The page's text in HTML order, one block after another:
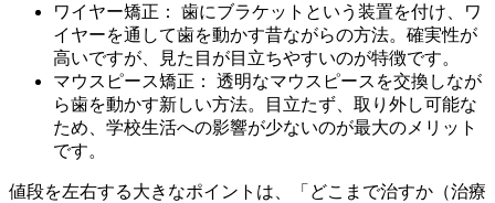
ワイヤー矯正： 歯にブラケットという装置を付け、ワ
イヤーを通して歯を動かす昔ながらの方法。確実性が
高いですが、見た目が目立ちやすいのが特徴です。
マウスピース矯正：
透明なマウスピースを交換しなが
ら歯を動かす新しい方法。目立たず、取り外し可能な
ため、学校生活への影響が少ないのが最大のメリット
です。
値段を左右する大きなポイントは、「どこまで治すか（治療